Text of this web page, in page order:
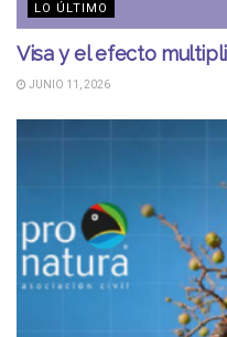
LO ÚLTIMO
Visa y el efecto
JUNIO 11, 2026